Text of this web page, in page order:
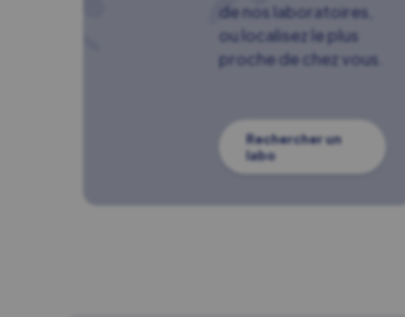
de nos laboratoires,
ou localisez le plus
proche de chez vous.
Rechercher un
labo